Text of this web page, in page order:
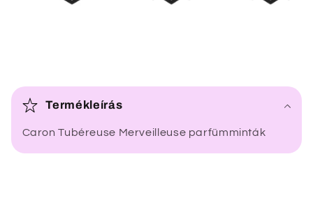
s
e
Termékleírás
Caron Tubéreuse Merveilleuse parfümminták